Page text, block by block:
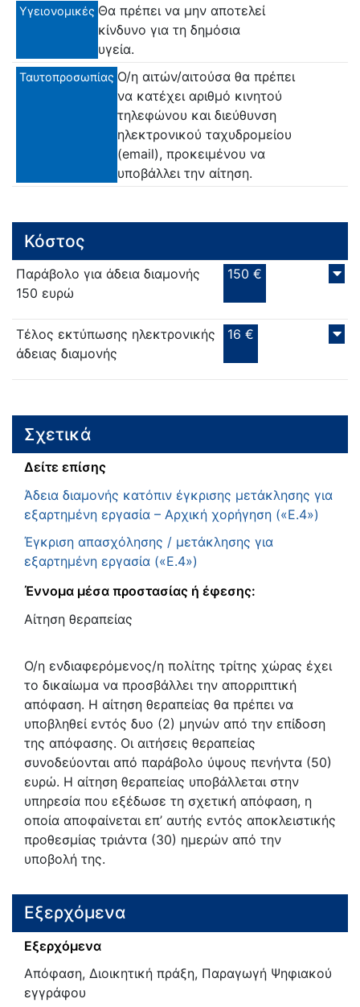
Υγειονομικές Θα πρέπει να μην αποτελεί
κίνδυνο για τη δημόσια
υγεία.
Ταυτοπροσωπίας Ο/η αιτών/αιτούσα θα πρέπει
να κατέχει αριθμό κινητού
τηλεφώνου και διεύθυνση
ηλεκτρονικού ταχυδρομείου
(email), προκειμένου να
υποβάλλει την αίτηση.
Κόστος
Παράβολο για άδεια διαμονής
150 ευρώ
150 €
Τέλος εκτύπωσης ηλεκτρονικής
άδειας διαμονής
16 €
Σχετικά
Δείτε επίσης
Άδεια διαμονής κατόπιν έγκρισης μετάκλησης για
εξαρτημένη εργασία – Αρχική χορήγηση («Ε.4»)
Έγκριση απασχόλησης / μετάκλησης για
εξαρτημένη εργασία («Ε.4»)
Έννομα μέσα προστασίας ή έφεσης:
Αίτηση θεραπείας
Ο/η ενδιαφερόμενος/η πολίτης τρίτης χώρας έχει
το δικαίωμα να προσβάλλει την απορριπτική
απόφαση. Η αίτηση θεραπείας θα πρέπει να
υποβληθεί εντός δυο (2) μηνών από την επίδοση
της απόφασης. Οι αιτήσεις θεραπείας
συνοδεύονται από παράβολο ύψους πενήντα (50)
ευρώ. H αίτηση θεραπείας υποβάλλεται στην
υπηρεσία που εξέδωσε τη σχετική απόφαση, η
οποία αποφαίνεται επ’ αυτής εντός αποκλειστικής
προθεσμίας τριάντα (30) ημερών από την
υποβολή της.
Εξερχόμενα
Εξερχόμενα
Απόφαση, Διοικητική πράξη, Παραγωγή Ψηφιακού
εγγράφου